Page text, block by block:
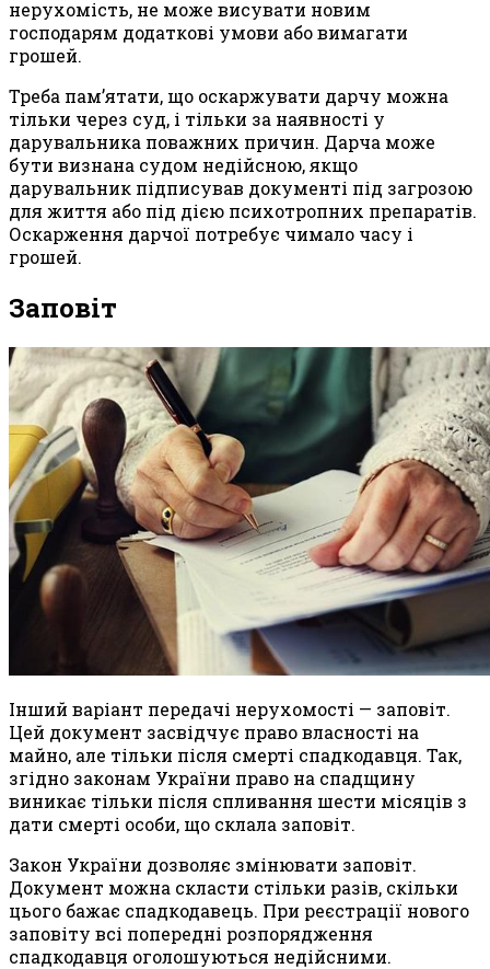
нерухомість, не може висувати новим
господарям додаткові умови або вимагати
грошей.
Треба пам’ятати, що оскаржувати дарчу можна
тільки через суд, і тільки за наявності у
дарувальника поважних причин. Дарча може
бути визнана судом недійсною, якщо
дарувальник підписував документі під загрозою
для життя або під дією психотропних препаратів.
Оскарження дарчої потребує чимало часу і
грошей.
Заповіт
Інший варіант передачі нерухомості — заповіт.
Цей документ засвідчує право власності на
майно, але тільки після смерті спадкодавця. Так,
згідно законам України право на спадщину
виникає тільки після спливання шести місяців з
дати смерті особи, що склала заповіт.
Закон України дозволяє змінювати заповіт.
Документ можна скласти стільки разів, скільки
цього бажає спадкодавець. При реєстрації нового
заповіту всі попередні розпорядження
спадкодавця оголошуються недійсними.